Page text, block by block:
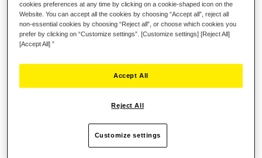
cookies preferences at any time by clicking on a cookie-shaped icon on the
Website. You can accept all the cookies by choosing “Accept all”, reject all
non-essential cookies by choosing “Reject all”, or choose which cookies you
prefer by clicking on “Customize settings”. [Customize settings] [Reject All]
[Accept All] ”
Reject All
Accept All
Customize settings